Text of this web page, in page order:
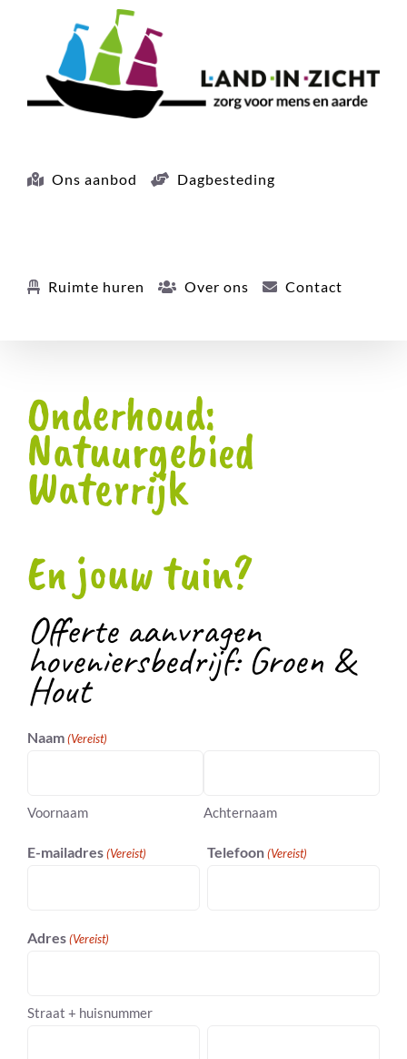
Ons aanbod Dagbesteding
Ruimte huren Over ons Contact
Onderhoud:
Natuurgebied
Waterrijk
En jouw tuin?
Offerte aanvragen
hoveniersbedrijf: Groen &
Hout
Naam (Vereist)
Voornaam Achternaam
E-mailadres (Vereist) Telefoon (Vereist)
Adres (Vereist)
Straat + huisnummer